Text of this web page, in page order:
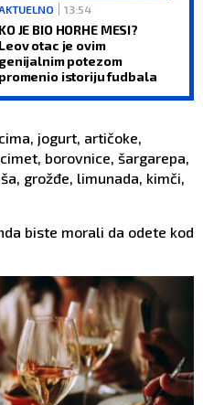
13:54
KO JE BIO HORHE MESI?
Leov otac je ovim
genijalnim potezom
promenio istoriju fudbala
jogurt, artičoke,
borovnice, šargarepa,
grožđe, limunada, kimči,
biste morali da odete kod